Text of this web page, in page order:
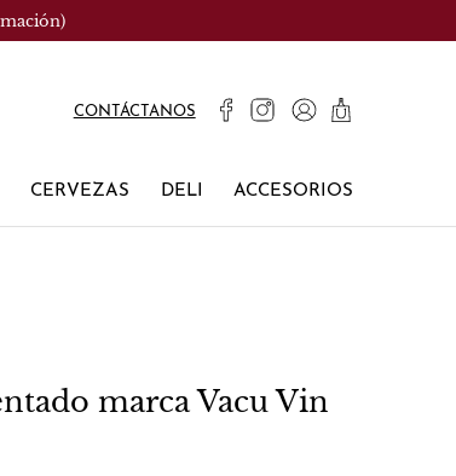
CONTÁCTANOS
CERVEZAS DELI ACCESORIOS
marca Vacu Vin